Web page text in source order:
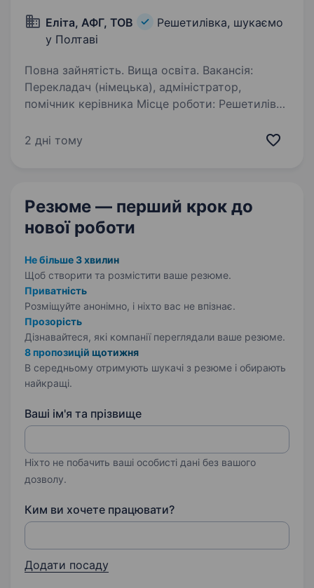
Еліта, АФГ, ТОВ
Решетилівка, шукаємо
у Полтаві
Повна зайнятість. Вища освіта. Вакансія:
Перекладач (німецька), адміністратор,
помічник керівника Місце роботи: Решетилівка
відповідального та ініціативного співробітника
2 дні тому
Резюме — перший крок до
нової роботи
Не більше 3 хвилин
Щоб створити та розмістити ваше резюме.
Приватність
Розміщуйте анонімно, і ніхто вас не впізнає.
Прозорість
Дізнавайтеся, які компанії переглядали ваше резюме.
8 пропозицій щотижня
В середньому отримують шукачі з резюме і обирають
найкращі.
Ваші ім'я та прізвище
Ніхто не побачить ваші особисті дані без вашого
дозволу.
Ким ви хочете працювати?
Додати посаду